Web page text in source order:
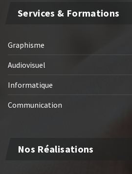
Services & Formations
Graphisme
Audiovisuel
Informatique
Communication
Nos Réalisations